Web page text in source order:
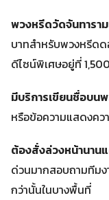
พวงหรีดวัดจันทาราม
บาทสำหรับพวงหรีด
ดีไซน์พิเศษอยู่ที่
มีบริการเขียนชื่อบน
หรือข้อความแสดงคว
ต้องสั่งล่วงหน้านาน
ด่วนมากสอบถามทีมง
กว่านั้นในบางพื้นที่